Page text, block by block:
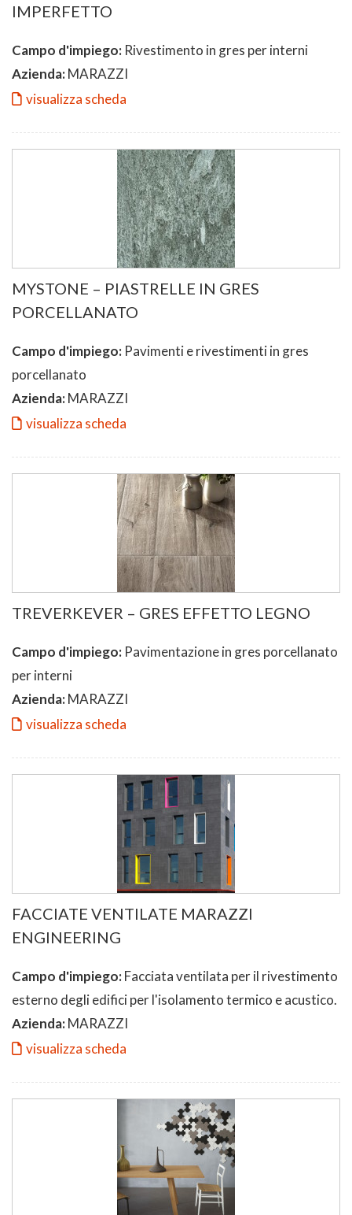
IMPERFETTO
Campo d'impiego: Rivestimento in gres per interni
Azienda:MARAZZI
visualizza scheda
MYSTONE – PIASTRELLE IN GRES
PORCELLANATO
Campo d'impiego: Pavimenti e rivestimenti in gres
porcellanato
Azienda:MARAZZI
visualizza scheda
TREVERKEVER – GRES EFFETTO LEGNO
Campo d'impiego: Pavimentazione in gres porcellanato
per interni
Azienda:MARAZZI
visualizza scheda
FACCIATE VENTILATE MARAZZI
ENGINEERING
Campo d'impiego:Facciata ventilata per il rivestimento
esterno degli edifici per l'isolamento termico e acustico.
Azienda:MARAZZI
visualizza scheda